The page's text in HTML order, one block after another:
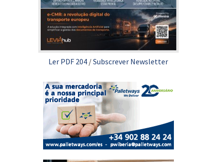
Ler PDF 204 /Subscrever Newsletter